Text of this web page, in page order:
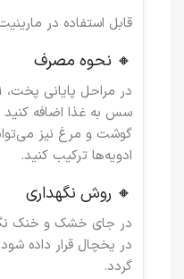
قابل استفاده در
🔸 نحوه مصرف
سس به غذا اضافه کنید
گوشت و مرغ نیز
ادویه‌ها ترکیب کنید.
🔸 روش نگهداری
در جای خشک و خنک
در یخچال قرار داده
گردد.